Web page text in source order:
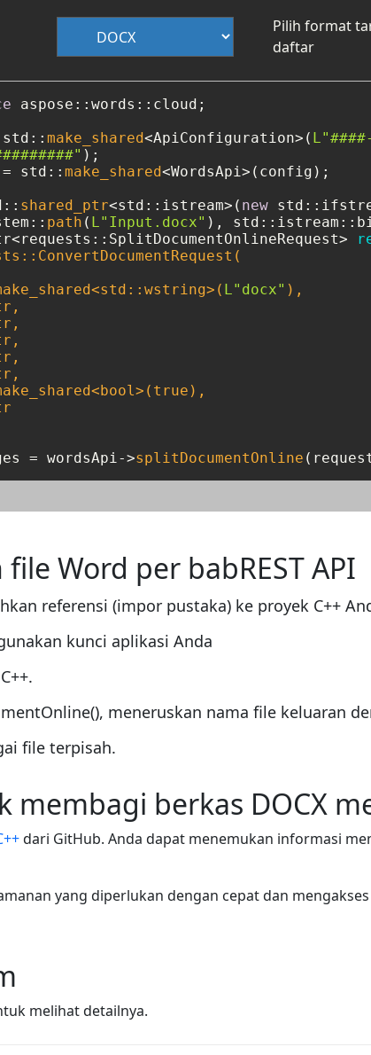
Pilih format
daftar
aspose::words::cloud;
make_shared<ApiConfiguration>(
= std:: make_shared<WordsApi>(config);
shared_ptr<std::istream>( new
path ( L"Input.docx"
L"docx" ),
,
,
,
,
,
bool>( true ),
= wordsApi->splitDocumentOnline
Word per babREST API
referensi (impor pustaka) ke proyek C++
kunci aplikasi Anda
meneruskan nama file keluaran
file terpisah.
membagi berkas DOCX
dari GitHub. Anda dapat menemukan informasi
yang diperlukan dengan cepat dan mengakses
melihat detailnya.